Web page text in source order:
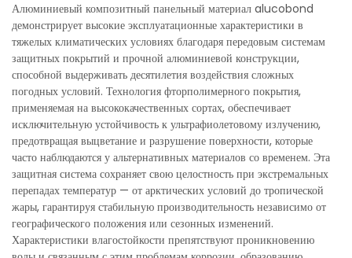
Алюминиевый композитный панельный материал alucobond
демонстрирует высокие эксплуатационные характеристики в
тяжелых климатических условиях благодаря передовым системам
защитных покрытий и прочной алюминиевой конструкции,
способной выдерживать десятилетия воздействия сложных
погодных условий. Технология фторполимерного покрытия,
применяемая на высококачественных сортах, обеспечивает
исключительную устойчивость к ультрафиолетовому излучению,
предотвращая выцветание и разрушение поверхности, которые
часто наблюдаются у альтернативных материалов со временем. Эта
защитная система сохраняет свою целостность при экстремальных
перепадах температур — от арктических условий до тропической
жары, гарантируя стабильную производительность независимо от
географического положения или сезонных изменений.
Характеристики влагостойкости препятствуют проникновению